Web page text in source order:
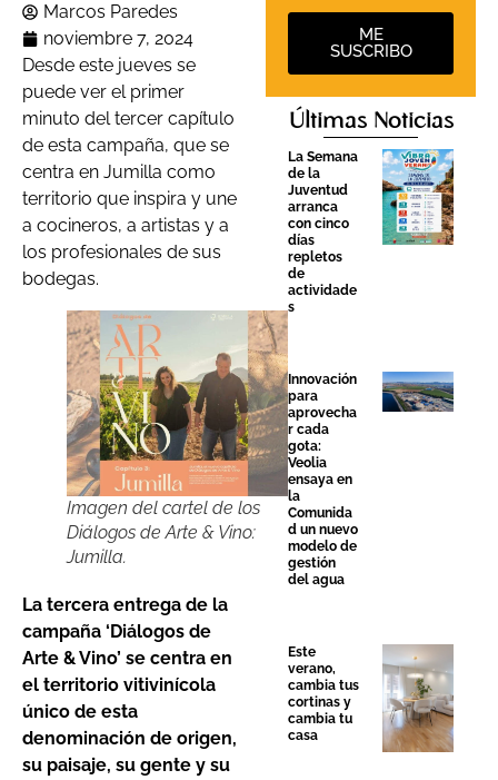
Marcos Paredes
noviembre 7, 2024
Desde este jueves se
puede ver el primer
minuto del tercer capítulo
de esta campaña, que se
centra en Jumilla como
territorio que inspira y une
a cocineros, a artistas y a
los profesionales de sus
bodegas.
Imagen del cartel de los
Diálogos de Arte & Vino:
Jumilla.
La tercera entrega de la
campaña ‘Diálogos de
Arte & Vino’ se centra en
el territorio vitivinícola
único de esta
denominación de origen,
su paisaje, su gente y su
ME
SUSCRIBO
Últimas Noticias
La Semana
de la
Juventud
arranca
con cinco
días
repletos
de
actividade
s
Innovación
para
aprovecha
r cada
gota:
Veolia
ensaya en
la
Comunida
d un nuevo
modelo de
gestión
del agua
Este
verano,
cambia tus
cortinas y
cambia tu
casa